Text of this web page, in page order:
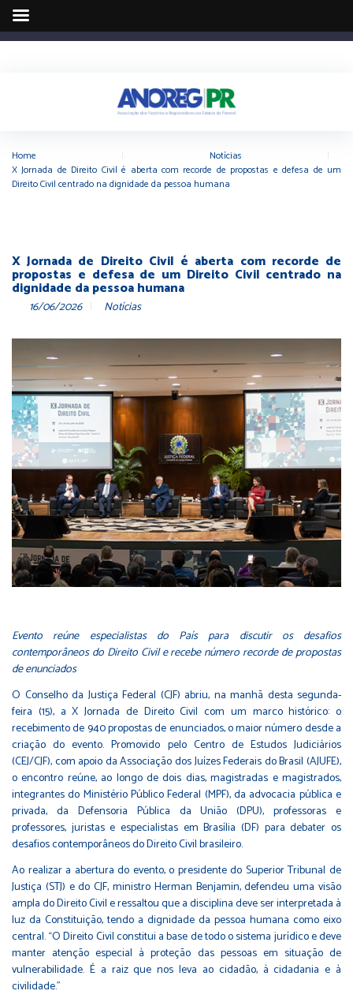
Home Notícias
X Jornada de Direito Civil é aberta com recorde de propostas e defesa de um
Direito Civil centrado na dignidade da pessoa humana
X Jornada de Direito Civil é aberta com recorde de
propostas e defesa de um Direito Civil centrado na
dignidade da pessoa humana
16/06/2026 Notícias
Evento reúne especialistas do País para discutir os desafios
contemporâneos do Direito Civil e recebe número recorde de propostas
de enunciados
O Conselho da Justiça Federal (CJF) abriu, na manhã desta segunda-
feira (15), a X Jornada de Direito Civil com um marco histórico: o
recebimento de 940 propostas de enunciados, o maior número desde a
criação do evento. Promovido pelo Centro de Estudos Judiciários
(CEJ/CJF), com apoio da Associação dos Juízes Federais do Brasil (AJUFE),
o encontro reúne, ao longo de dois dias, magistradas e magistrados,
integrantes do Ministério Público Federal (MPF), da advocacia pública e
privada, da Defensoria Pública da União (DPU), professoras e
professores, juristas e especialistas em Brasília (DF) para debater os
desafios contemporâneos do Direito Civil brasileiro.
Ao realizar a abertura do evento, o presidente do Superior Tribunal de
Justiça (STJ) e do CJF, ministro Herman Benjamin, defendeu uma visão
ampla do Direito Civil e ressaltou que a disciplina deve ser interpretada à
luz da Constituição, tendo a dignidade da pessoa humana como eixo
central. “O Direito Civil constitui a base de todo o sistema jurídico e deve
manter atenção especial à proteção das pessoas em situação de
vulnerabilidade. É a raiz que nos leva ao cidadão, à cidadania e à
civilidade."